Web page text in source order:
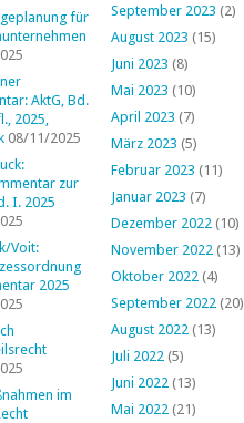
für
AktG, Bd.
2025,
08/11/2025
zur
I. 2025
Voit:
2025
im
September 2023 (2)
August 2023 (15)
Juni 2023 (8)
Mai 2023 (10)
April 2023 (7)
März 2023 (5)
Februar 2023 (11)
Januar 2023 (7)
Dezember 2022 (10)
November 2022 (13)
Oktober 2022 (4)
September 2022 (20)
August 2022 (13)
Juli 2022 (5)
Juni 2022 (13)
Mai 2022 (21)